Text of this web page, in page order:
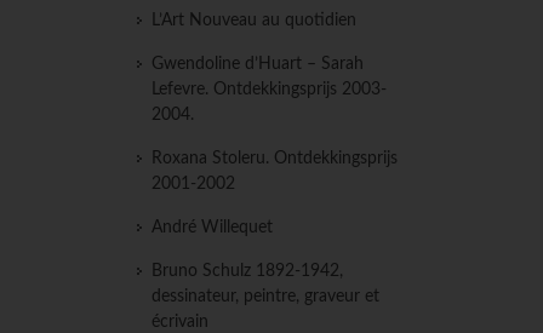
L’Art Nouveau au quotidien
Gwendoline d’Huart – Sarah
Lefevre. Ontdekkingsprijs 2003-
2004.
Roxana Stoleru. Ontdekkingsprijs
2001-2002
André Willequet
Bruno Schulz 1892-1942,
dessinateur, peintre, graveur et
écrivain